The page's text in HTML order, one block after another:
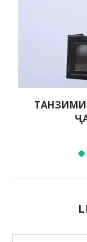
ТАНЗИМИ